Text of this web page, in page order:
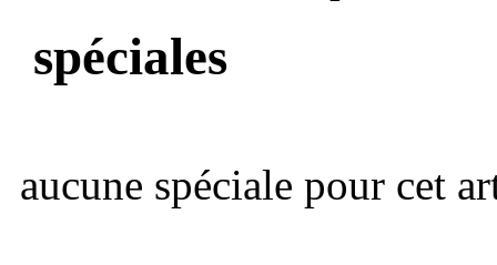
spéciales
aucune spéciale pour cet